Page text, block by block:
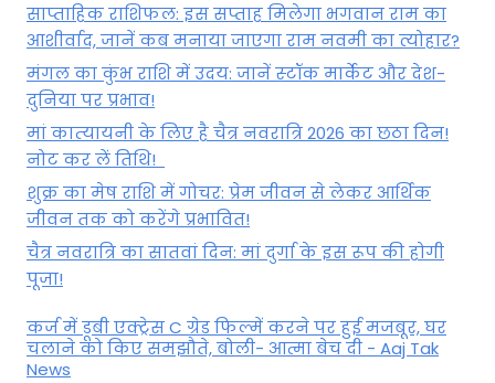
साप्ताहिक राशिफल: इस सप्ताह मिलेगा भगवान राम का
आशीर्वाद, जानें कब मनाया जाएगा राम नवमी का त्योहार?
मंगल का कुंभ राशि में उदय: जानें स्‍टॉक मार्केट और देश-
दुनिया पर प्रभाव!
मां कात्‍यायनी के लिए है चैत्र नवरात्रि 2026 का छठा दिन!
नोट कर लें तिथि!
शुक्र का मेष राशि में गोचर: प्रेम जीवन से लेकर आर्थिक
जीवन तक को करेंगे प्रभावित!
चैत्र नवरात्रि का सातवां दिन: मां दुर्गा के इस रूप की होगी
पूजा!
कर्ज में डूबी एक्ट्रेस C ग्रेड फिल्में करने पर हुई मजबूर, घर
चलाने को किए समझौते, बोली- आत्मा बेच दी - Aaj Tak
News